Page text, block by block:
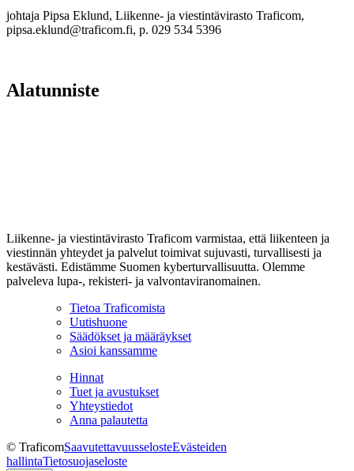
johtaja Pipsa Eklund, Liikenne- ja viestintävirasto Traficom,
pipsa.eklund@traficom.fi, p. 029 534 5396
Alatunniste
Liikenne- ja viestintävirasto Traficom varmistaa, että liikenteen ja
viestinnän yhteydet ja palvelut toimivat sujuvasti, turvallisesti ja
kestävästi. Edistämme Suomen kyberturvallisuutta. Olemme
palveleva lupa-, rekisteri- ja valvontaviranomainen.
Tietoa Traficomista
Uutishuone
Säädökset ja määräykset
Asioi kanssamme
Hinnat
Tuet ja avustukset
Yhteystiedot
Anna palautetta
© TraficomSaavutettavuusselosteEvästeiden
hallintaTietosuojaseloste